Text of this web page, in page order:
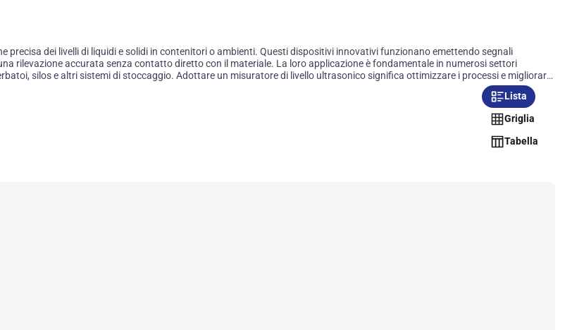
dei livelli di liquidi e solidi in contenitori o ambienti. Questi dispositivi innovativi funzionano emettendo segnali
rilevazione accurata senza contatto diretto con il materiale. La loro applicazione è fondamentale in numerosi settori
silos e altri sistemi di stoccaggio. Adottare un misuratore di livello ultrasonico significa ottimizzare i processi e migliorare
Lista
Griglia
Tabella